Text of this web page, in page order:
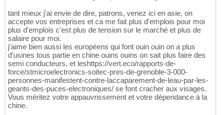
tant mieux j'ai envie de dire, patrons, venez ici en asie, on
accepte vos entreprises et ca me fait plus d'emplois pour moi
plus d'emplois c'est plus de tension sur le marché et plus de
salaire pour moi.
j'aime bien aussi les européens qui font ouin ouin on a plus
d'usines tous partie en chine ouins ouins on sait plus faire des
semi conducteurs, et leshttps://vert.eco/rapports-de-
force/stmicroelectronics-soitec-pres-de-grenoble-3-000-
personnes-manifestent-contre-laccaparement-de-leau-par-les-
geants-des-puces-electroniques/ se font cracher aux visages.
Vous méritez votre appauvrissement et votre dépendance à la
chine.